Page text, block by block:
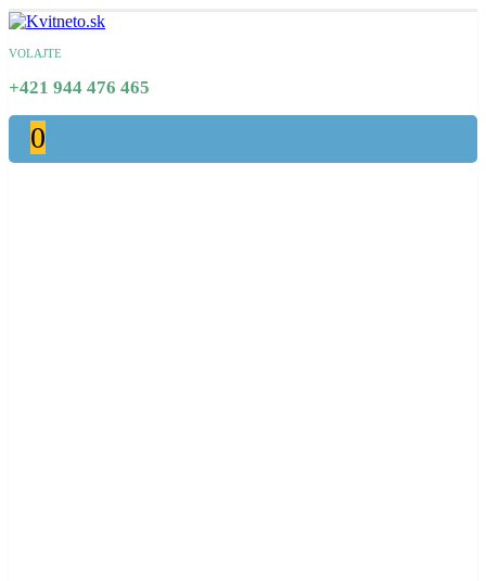
VOLAJTE
+421 944 476 465
0